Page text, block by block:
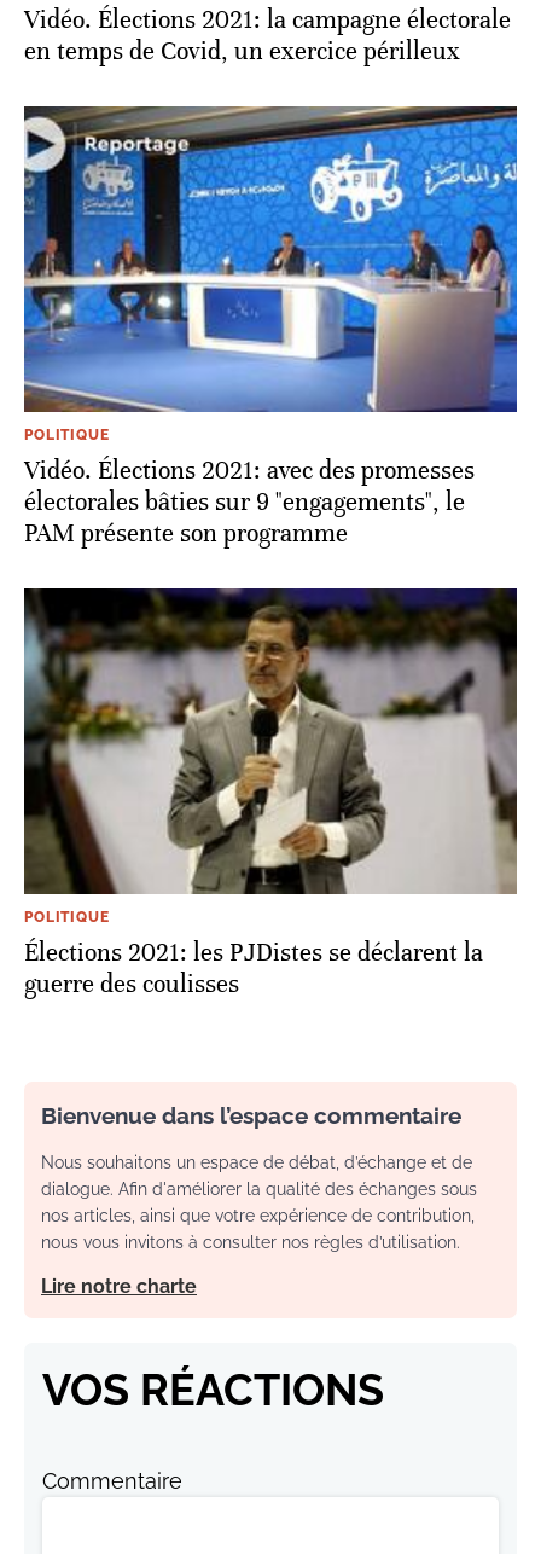
Vidéo. Élections 2021: la campagne électorale
en temps de Covid, un exercice périlleux
POLITIQUE
Vidéo. Élections 2021: avec des promesses
électorales bâties sur 9 "engagements", le
PAM présente son programme
POLITIQUE
Élections 2021: les PJDistes se déclarent la
guerre des coulisses
Bienvenue dans l’espace commentaire
Nous souhaitons un espace de débat, d’échange et de
dialogue. Afin d'améliorer la qualité des échanges sous
nos articles, ainsi que votre expérience de contribution,
nous vous invitons à consulter nos règles d’utilisation.
Lire notre charte
VOS RÉACTIONS
Commentaire